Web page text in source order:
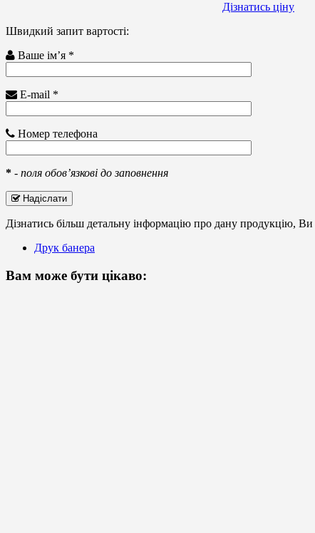
Дізнатись ціну
Швидкий запит вартості:
Ваше ім’я *
E-mail *
Номер телефона
* - поля обов’язкові до заповнення
Надіслати
Дізнатись більш детальну інформацію про дану продукцію, Ви
Друк банера
Вам може бути цікаво: